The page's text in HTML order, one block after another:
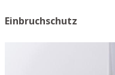
Einbruchschutz